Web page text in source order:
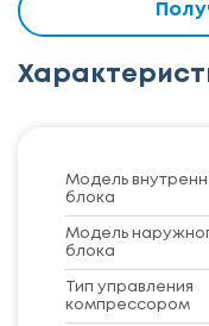
Модель
блока
Модель
блока
Тип управления
компрессором